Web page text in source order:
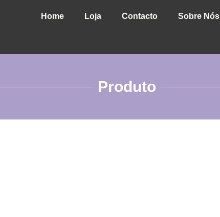
Home Loja Contacto Sobre Nós
Produto